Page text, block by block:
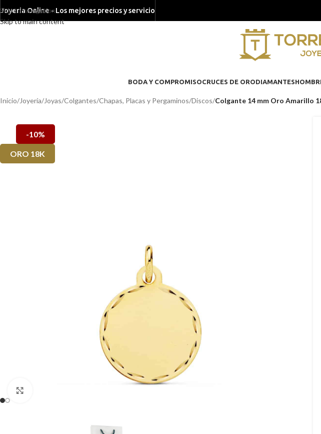
Skip to navigation
Skip to main content
Joyeria Online - Los mejores precios y servicio
BODA Y COMPROMISOCRUCES DE ORODIAMANTES
Inicio/Joyería/Joyas/Colgantes/Chapas, Placas y Pergaminos/Discos/Colgante 14 mm Oro Amarillo
-10%
ORO 18K